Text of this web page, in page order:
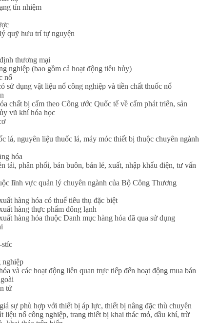
tín nhiệm
quỹ hưu trí tự nguyện
thương mại
nghiệp (bao gồm cả hoạt động tiêu hủy)
nổ
dụng vật liệu nổ công nghiệp và tiền chất thuốc nổ
chất bị cấm theo Công ước Quốc tế về cấm phát triển, sản
vũ khí hóa học
lá, nguyên liệu thuốc lá, máy móc thiết bị thuộc chuyên ngành
hóa
phân phối, bán buôn, bán lẻ, xuất, nhập khẩu điện, tư vấn
lĩnh vực quản lý chuyên ngành của Bộ Công Thương
hàng hóa có thuế tiêu thụ đặc biệt
hàng thực phẩm đông lạnh
hàng hóa thuộc Danh mục hàng hóa đã qua sử dụng
và các hoạt động liên quan trực tiếp đến hoạt động mua bán
tử
sự phù hợp với thiết bị áp lực, thiết bị nâng đặc thù chuyên
liệu nổ công nghiệp, trang thiết bị khai thác mỏ, dầu khí, trừ